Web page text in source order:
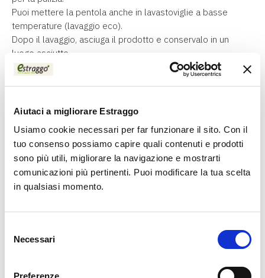
Aiutaci a migliorare Estraggo
Usiamo cookie necessari per far funzionare il sito. Con il
tuo consenso possiamo capire quali contenuti e prodotti
sono più utili, migliorare la navigazione e mostrarti
comunicazioni più pertinenti. Puoi modificare la tua scelta
in qualsiasi momento.
delNecessari
Preferenze
Puoi mettere la pentola anche in lavastoviglie a basse
temperature (lavaggio eco).
Dopo il lavaggio, asciuga il prodotto e conservalo in un
luogo asciutto.
: Goditi il momento dell’apertura della
Tocca e senti con mano la consistenza porosa della
Lava la pentola in ceramica Spodumene in acqua tiepida e
sapone, poi risciacquala e asciugala accuratamente. Ora è
tutta tua!
-Istruzioni per la cottura
Ti consigliamo di utilizzare solo gli utensili in silicone oppure
quelli in legno o plastica resistente al calore.
graffi sulla superficie del prodotto.